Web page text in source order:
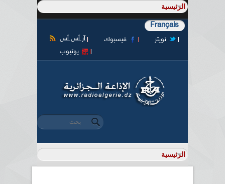
Français
آر أس أس فيسبوك
تويتر
يوتيوب
استمارة البحث
‏بحث ‏